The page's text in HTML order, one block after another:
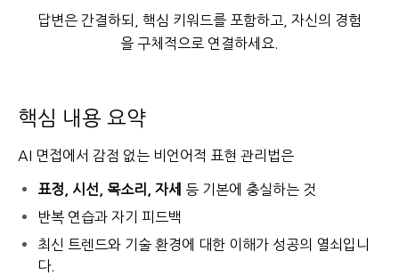
답변은 간결하되, 핵심 키워드를 포함하고, 자신의 경험
을 구체적으로 연결하세요.
핵심 내용 요약
AI 면접에서 감점 없는 비언어적 표현 관리법은
표정, 시선, 목소리, 자세
등 기본에 충실하는 것
반복 연습과 자기 피드백
최신 트렌드와 기술 환경에 대한 이해가 성공의 열쇠입니
다.